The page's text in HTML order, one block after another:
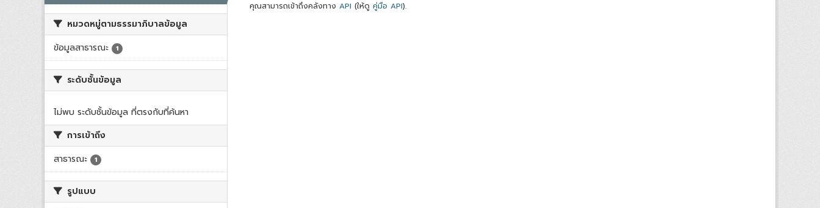
หมวดหมู่ตามธรรมาภิบาลข้อมูล
ข้อมูลสาธารณะ
1
ระดับชั้นข้อมูล
ไม่พบ ระดับชั้นข้อมูล ที่ตรงกับที่ค้นหา
การเข้าถึง
สาธารณะ
1
รูปแบบ
คุณสามารถเข้าถึงคลังทาง API (ให้ดู คู่มือ API).